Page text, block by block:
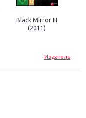
Black Mirror III
(2011)
Издатель